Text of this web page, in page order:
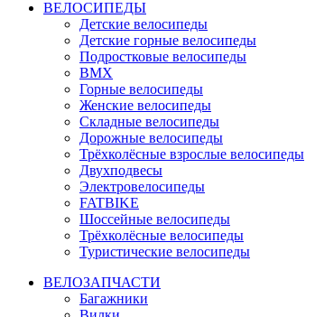
ВЕЛОСИПЕДЫ
Детские велосипеды
Детские горные велосипеды
Подростковые велосипеды
BMX
Горные велосипеды
Женские велосипеды
Складные велосипеды
Дорожные велосипеды
Трёхколёсные взрослые велосипеды
Двухподвесы
Электровелосипеды
FATBIKE
Шоссейные велосипеды
Трёхколёсные велосипеды
Туристические велосипеды
ВЕЛОЗАПЧАСТИ
Багажники